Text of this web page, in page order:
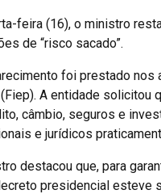
feira (16), o ministro
de “risco sacado”.
foi prestado nos
(Fiep). A entidade
câmbio, seguros e
e jurídicos
destacou que, para
presidencial esteve